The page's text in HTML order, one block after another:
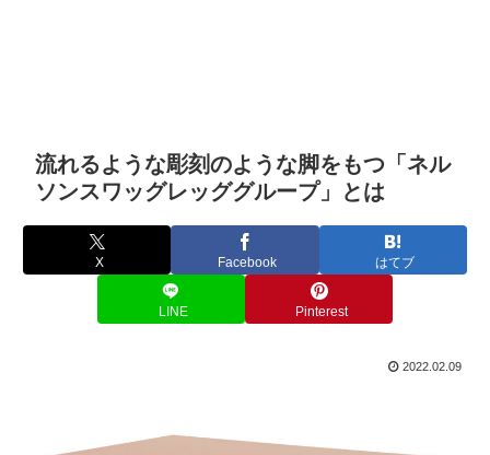
流れるような彫刻のような脚をもつ「ネル
ソンスワッグレッググループ」とは
X Facebook はてブ
LINE Pinterest
2022.02.09